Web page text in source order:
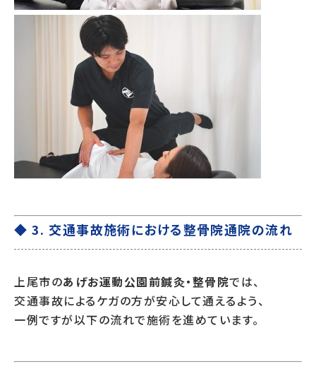
◆ 3. 交通事故施術における整骨院通院の流れ
上尾市のあげお運動公園前鍼灸・整骨院では、
交通事故によるケガの方が安心して通えるよう、
一例ですが以下の流れで施術を進めています。